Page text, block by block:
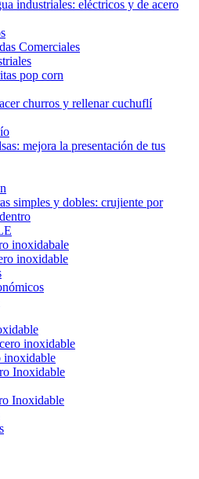
industriales: eléctricos y de acero
Comerciales
pop corn
churros y rellenar cuchuflí
mejora la presentación de tus
simples y dobles: crujiente por
inoxidabale
inoxidable
inoxidable
inoxidable
Inoxidable
Inoxidable